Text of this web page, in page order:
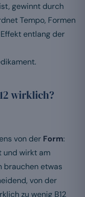
gewinnt durch
Tempo, Formen
entlang der
wirklich?
von der Form:
und wirkt am
brauchen etwas
von der
zu wenig B12